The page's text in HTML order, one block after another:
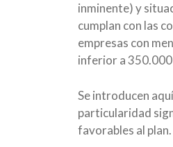
inminente) y
cumplan con las
empresas con
inferior a 350.000
Se introducen
particularidad
favorables al plan.